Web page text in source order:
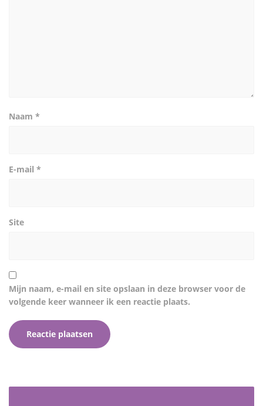
Naam *
E-mail *
Site
Mijn naam, e-mail en site opslaan in deze browser voor de
volgende keer wanneer ik een reactie plaats.